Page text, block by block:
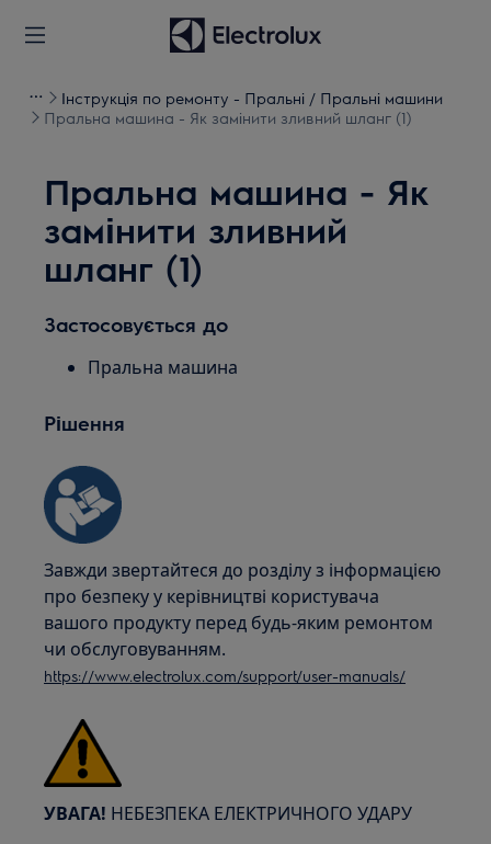
Інструкція по ремонту - Пральні / Пральні машини
Пральна машина - Як замінити зливний шланг (1)
Пральна машина - Як
замінити зливний
шланг (1)
Застосовується до
Пральна машина
Рішення
Завжди звертайтеся до розділу з інформацією
про безпеку у керівництві користувача
вашого продукту перед будь-яким ремонтом
чи обслуговуванням.
https://www.electrolux.com/support/user-manuals/
УВАГА! НЕБЕЗПЕКА ЕЛЕКТРИЧНОГО УДАРУ